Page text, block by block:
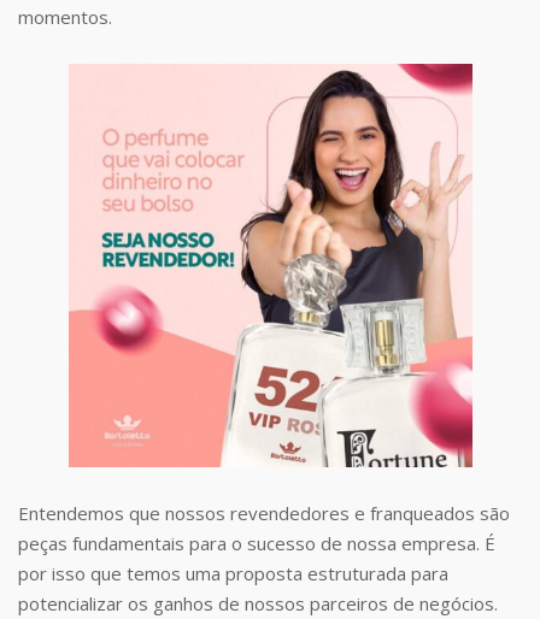
momentos.
Entendemos que nossos revendedores e franqueados são
peças fundamentais para o sucesso de nossa empresa. É
por isso que temos uma proposta estruturada para
potencializar os ganhos de nossos parceiros de negócios.